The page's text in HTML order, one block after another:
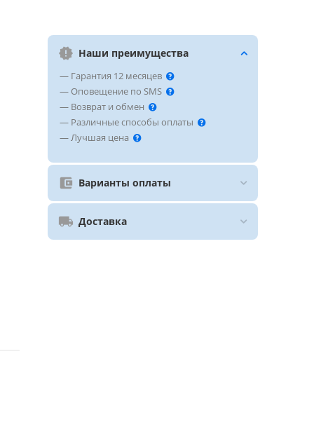
Наши преимущества
— Гарантия 12 месяцев
— Оповещение по SMS
— Возврат и обмен
— Различные способы оплаты
— Лучшая цена
Варианты оплаты
Доставка